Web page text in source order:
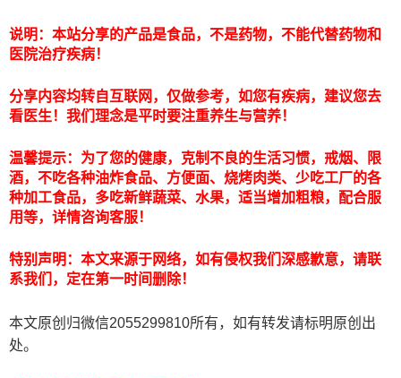
说明：本站分享的产品是食品，不是药物，不能代替药物和
医院治疗疾病！
分享内容均转自互联网，仅做参考，如您有疾病，建议您去
看医生！我们理念是平时要注重养生与营养！
温馨提示：为了您的健康，克制不良的生活习惯，戒烟、限
酒，不吃各种油炸食品、方便面、烧烤肉类、少吃工厂的各
种加工食品，多吃新鲜蔬菜、水果，适当增加粗粮，配合服
用等，详情咨询客服！
特别声明：本文来源于网络，如有侵权我们深感歉意，请联
系我们，定在第一时间删除！
本文原创归微信2055299810所有，如有转发请标明原创出
处。